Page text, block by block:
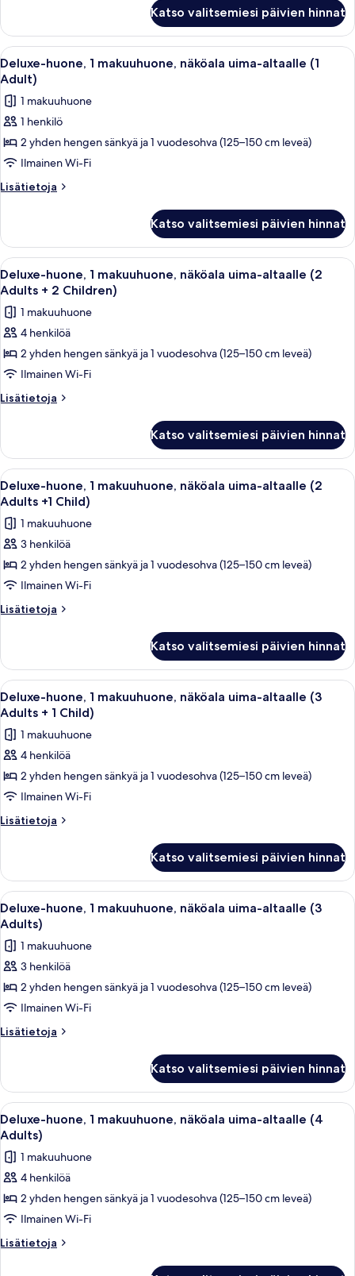
(1
Adult
+
1
Child)
kuvat
1
makuuhuone,
näköala
uima-
altaalle
(1
Adult
Child)
Katso valitsemiesi päivien hinnat
Avaa
kaikki
huonetyypin
Deluxe-
huone,
1
makuuhuone,
näköala
(1
Adult)
kuvat
Parveke, jolta on näkymä uima-
21
Deluxe-huone, 1 makuuhuone, näköala uima-altaalle (1
Adult)
1 makuuhuone
1 henkilö
2 yhden hengen sänkyä ja 1 vuodesohva (125–150 cm leveä)
Ilmainen Wi-Fi
Lisätietoja
Lisätietoja
1
makuuhuone,
näköala
uima-
(1
Adult)
Katso valitsemiesi päivien hinnat
Avaa
kaikki
huonetyypin
Deluxe-
huone,
1
makuuhuone,
näköala
(2
Adults
+
2
Children)
kuvat
Parveke, jolta on näkymä uima-
21
Deluxe-huone, 1 makuuhuone, näköala uima-altaalle (2
Adults + 2 Children)
1 makuuhuone
4 henkilöä
2 yhden hengen sänkyä ja 1 vuodesohva (125–150 cm leveä)
Ilmainen Wi-Fi
Lisätietoja
Lisätietoja
1
makuuhuone,
näköala
uima-
(2
Adults
2
Children)
Katso valitsemiesi päivien hinnat
Avaa
kaikki
huonetyypin
Deluxe-
huone,
1
makuuhuone,
näköala
(2
Adults
+1
Child)
kuvat
Parveke, jolta on näkymä uima-
21
Deluxe-huone, 1 makuuhuone, näköala uima-altaalle (2
Adults +1 Child)
1 makuuhuone
3 henkilöä
2 yhden hengen sänkyä ja 1 vuodesohva (125–150 cm leveä)
Ilmainen Wi-Fi
Lisätietoja
Lisätietoja
1
makuuhuone,
näköala
uima-
(2
Adults
Child)
Katso valitsemiesi päivien hinnat
Avaa
kaikki
huonetyypin
Deluxe-
huone,
1
makuuhuone,
näköala
(3
Adults
+
1
Child)
kuvat
Parveke, jolta on näkymä uima-
21
Deluxe-huone, 1 makuuhuone, näköala uima-altaalle (3
Adults + 1 Child)
1 makuuhuone
4 henkilöä
2 yhden hengen sänkyä ja 1 vuodesohva (125–150 cm leveä)
Ilmainen Wi-Fi
Lisätietoja
Lisätietoja
1
makuuhuone,
näköala
uima-
altaalle
(3
Adults
Child)
Katso valitsemiesi päivien hinnat
Avaa
kaikki
huonetyypin
Deluxe-
huone,
1
makuuhuone,
näköala
(3
Adults)
kuvat
Parveke, jolta on näkymä uima-
21
Deluxe-huone, 1 makuuhuone, näköala uima-altaalle (3
Adults)
1 makuuhuone
3 henkilöä
2 yhden hengen sänkyä ja 1 vuodesohva (125–150 cm leveä)
Ilmainen Wi-Fi
Lisätietoja
Lisätietoja
1
makuuhuone,
näköala
uima-
altaalle
(3
Adults)
Katso valitsemiesi päivien hinnat
Avaa
kaikki
huonetyypin
Deluxe-
huone,
1
makuuhuone,
näköala
Parveke, jolta on näkymä uima-
21
Deluxe-huone, 1 makuuhuone, näköala uima-altaalle (4
Adults)
1 makuuhuone
4 henkilöä
2 yhden hengen sänkyä ja 1 vuodesohva (125–150 cm leveä)
Ilmainen Wi-Fi
Lisätietoja
Lisätietoja